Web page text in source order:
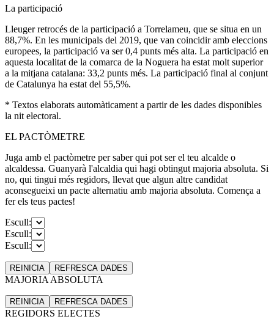
La participació
Lleuger retrocés de la participació a Torrelameu, que se situa en un
88,7%. En les municipals del 2019, que van coincidir amb eleccions
europees, la participació va ser 0,4 punts més alta. La participació en
aquesta localitat de la comarca de la Noguera ha estat molt superior
a la mitjana catalana: 33,2 punts més. La participació final al conjunt
de Catalunya ha estat del 55,5%.
* Textos elaborats automàticament a partir de les dades disponibles
la nit electoral.
EL PACTÒMETRE
Juga amb el pactòmetre per saber qui pot ser el teu alcalde o
alcaldessa. Guanyarà l'alcaldia qui hagi obtingut majoria absoluta. Si
no, qui tingui més regidors, llevat que algun altre candidat
aconsegueixi un pacte alternatiu amb majoria absoluta. Comença a
fer els teus pactes!
Escull:
Escull:
Escull:
REINICIA REFRESCA DADES
MAJORIA ABSOLUTA
REINICIA REFRESCA DADES
REGIDORS ELECTES